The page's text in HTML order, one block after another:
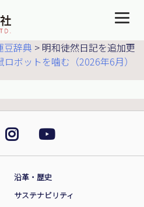
豆辞典 > 明和徒然日記を追加更
ボットを噛む（2026年6月）
沿革・歴史
サステナビリティ